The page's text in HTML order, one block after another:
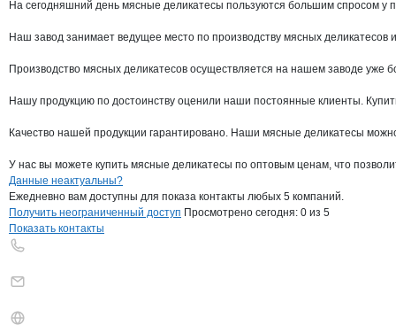
На сегодняшний день мясные деликатесы пользуются большим спросом у
Наш завод занимает ведущее место по производству мясных
Производство мясных деликатесов осуществляется на нашем заводе уже
Нашу продукцию по достоинству оценили наши постоянные клиенты.
Качество нашей продукции гарантировано. Наши мясные деликатесы
У нас вы можете купить мясные деликатесы по оптовым ценам, что
Контактыкомпании
+7(800)000-00-..
Данные неактуальны?
Ежедневно вам доступны для показа контакты любых 5 компаний.
Получить неограниченный доступ Просмотрено сегодня: 0 из 5
Показать контакты